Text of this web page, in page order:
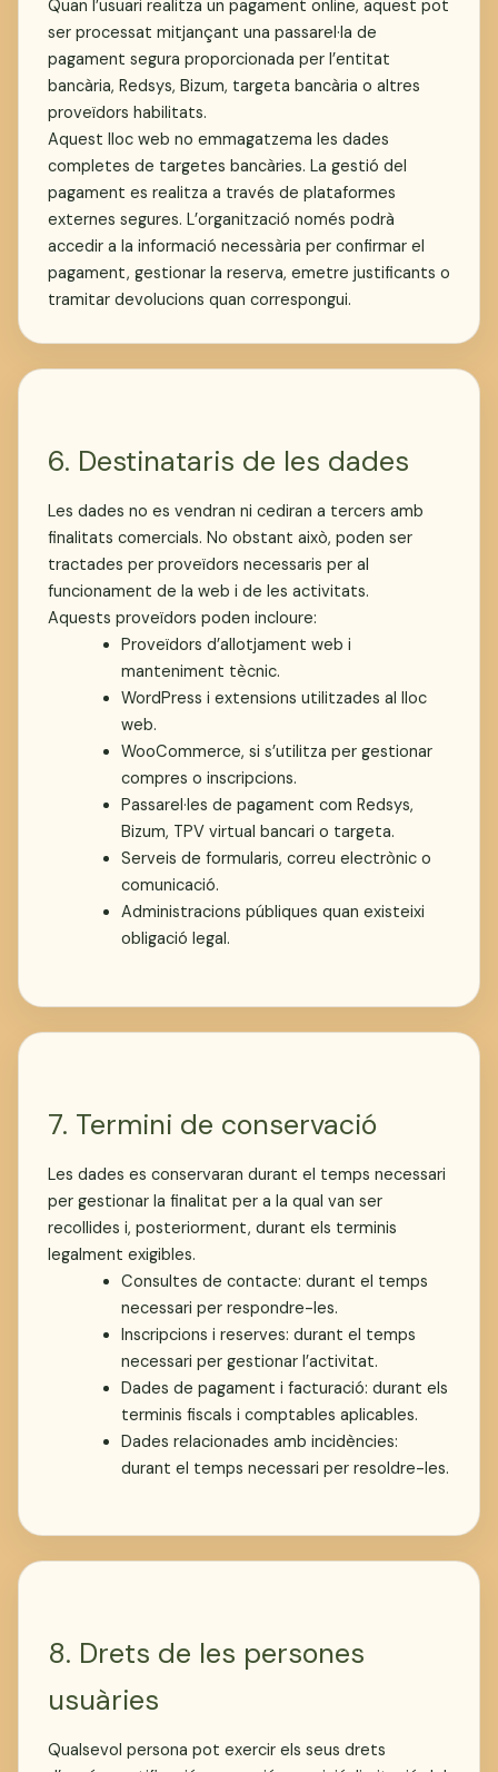
Quan l’usuari realitza un pagament online, aquest pot
ser processat mitjançant una passarel·la de
pagament segura proporcionada per l’entitat
bancària, Redsys, Bizum, targeta bancària o altres
proveïdors habilitats.
Aquest lloc web no emmagatzema les dades
completes de targetes bancàries. La gestió del
pagament es realitza a través de plataformes
externes segures. L’organització només podrà
accedir a la informació necessària per confirmar el
pagament, gestionar la reserva, emetre justificants o
tramitar devolucions quan correspongui.
6. Destinataris de les dades
Les dades no es vendran ni cediran a tercers amb
finalitats comercials. No obstant això, poden ser
tractades per proveïdors necessaris per al
funcionament de la web i de les activitats.
Aquests proveïdors poden incloure:
Proveïdors d’allotjament web i
manteniment tècnic.
WordPress i extensions utilitzades al lloc
web.
WooCommerce, si s’utilitza per gestionar
compres o inscripcions.
Passarel·les de pagament com Redsys,
Bizum, TPV virtual bancari o targeta.
Serveis de formularis, correu electrònic o
comunicació.
Administracions públiques quan existeixi
obligació legal.
7. Termini de conservació
Les dades es conservaran durant el temps necessari
per gestionar la finalitat per a la qual van ser
recollides i, posteriorment, durant els terminis
legalment exigibles.
Consultes de contacte: durant el temps
necessari per respondre-les.
Inscripcions i reserves: durant el temps
necessari per gestionar l’activitat.
Dades de pagament i facturació: durant els
terminis fiscals i comptables aplicables.
Dades relacionades amb incidències:
durant el temps necessari per resoldre-les.
8. Drets de les persones
usuàries
Qualsevol persona pot exercir els seus drets